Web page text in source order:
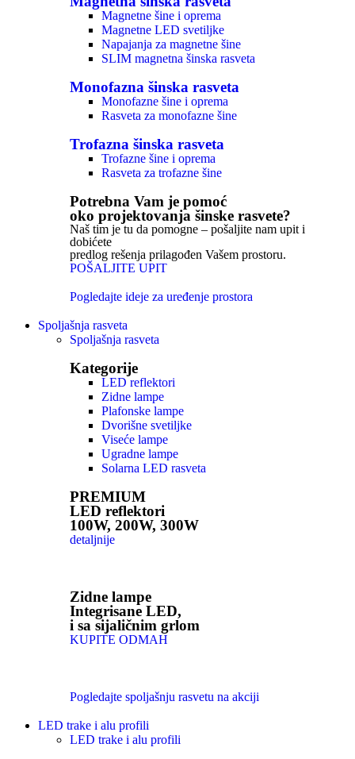
Magnetne šine i oprema
Magnetne LED svetiljke
Napajanja za magnetne šine
SLIM magnetna šinska rasveta
Monofazna šinska rasveta
Monofazne šine i oprema
Rasveta za monofazne šine
Trofazna šinska rasveta
Trofazne šine i oprema
Rasveta za trofazne šine
Potrebna Vam je pomoć
oko projektovanja šinske rasvete?
Naš tim je tu da pomogne – pošaljite nam upit i
dobićete
predlog rešenja prilagođen Vašem prostoru.
POŠALJITE UPIT
Pogledajte ideje za uređenje prostora
Spoljašnja rasveta
Spoljašnja rasveta
Kategorije
LED reflektori
Zidne lampe
Plafonske lampe
Dvorišne svetiljke
Viseće lampe
Ugradne lampe
Solarna LED rasveta
PREMIUM
LED reflektori
100W, 200W, 300W
detaljnije
Zidne lampe
Integrisane LED,
i sa sijaličnim grlom
KUPITE ODMAH
Pogledajte spoljašnju rasvetu na akciji
LED trake i alu profili
LED trake i alu profili